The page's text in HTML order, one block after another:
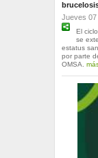
Jueves 07
El
se
estatus
por parte
OMSA.